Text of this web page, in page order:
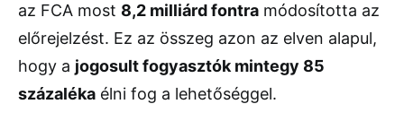
az FCA most 8,2 milliárd fontra módosította az
előrejelzést. Ez az összeg azon az elven alapul,
hogy a jogosult fogyasztók mintegy 85
százaléka élni fog a lehetőséggel.